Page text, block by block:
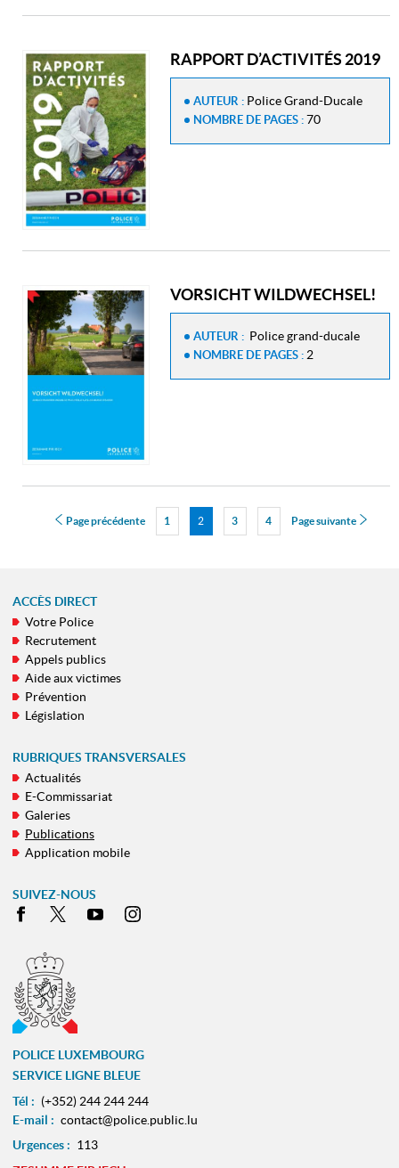
RAPPORT D’ACTIVITÉS 2019
AUTEUR : Police Grand-Ducale
NOMBRE DE PAGES : 70
VORSICHT WILDWECHSEL!
AUTEUR : Police grand-ducale
NOMBRE DE PAGES : 2
Page précédente
Page
1 Page
2
Page
3
Page
4 Page suivante
MENU
DE
NAVIGATION
ACCÈS DIRECT
Votre Police
Recrutement
Appels publics
Aide aux victimes
Prévention
Législation
RUBRIQUES TRANSVERSALES
Actualités
E-Commissariat
Galeries
Publications
Application mobile
SUIVEZ-NOUS
Facebook
X Youtube
POLICE LUXEMBOURG
SERVICE LIGNE BLEUE
Tél : (+352) 244 244 244
E-mail : contact@police.public.lu
Urgences : 113